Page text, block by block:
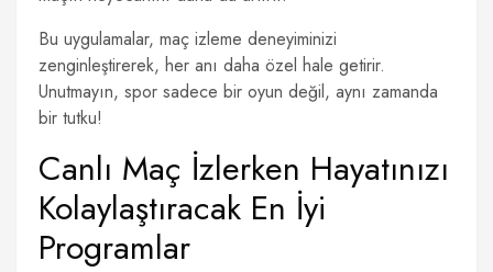
Bu uygulamalar, maç izleme deneyiminizi
zenginleştirerek, her anı daha özel hale getirir.
Unutmayın, spor sadece bir oyun değil, aynı zamanda
bir tutku!
Canlı Maç İzlerken Hayatınızı
Kolaylaştıracak En İyi
Programlar